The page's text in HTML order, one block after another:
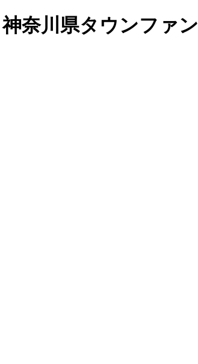
奈川県タウンファン